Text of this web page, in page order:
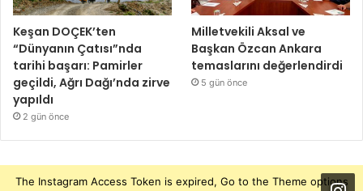
Keşan DOÇEK’ten
“Dünyanın Çatısı”nda
tarihi başarı: Pamirler
geçildi, Ağrı Dağı’nda zirve
yapıldı
2 gün önce
Milletvekili Aksal ve
Başkan Özcan Ankara
temaslarını değerlendirdi
5 gün önce
The Instagram Access Token is expired, Go to the Theme options